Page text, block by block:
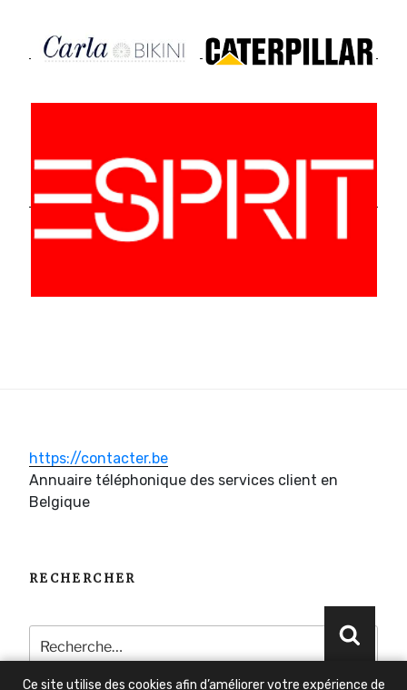
https://contacter.be
Annuaire téléphonique des services client en
Belgique
RECHERCHER
pour
:
Ce site utilise des cookies afin d’améliorer votre expérience de